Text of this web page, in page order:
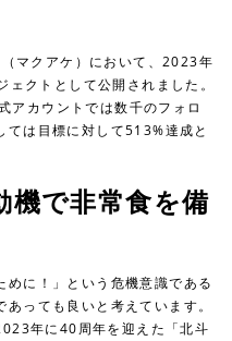
マクアケ）において、2023年
クトとして公開されました。
カウントでは数千のフォロ
ては⽬標に対して513%達成と
機で⾮常⾷を備
に！」という危機意識である
っても良いと考えています。
年に40周年を迎えた「北⽃